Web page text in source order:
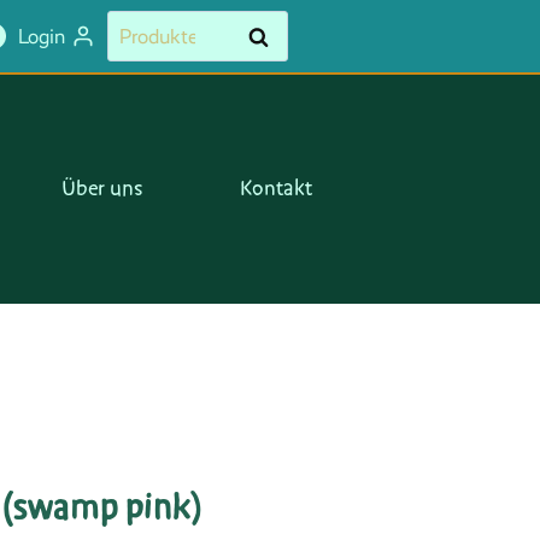
Login
Suchen
nach:
Suchen
Über uns Kontakt
pink)
(swamp
pink)